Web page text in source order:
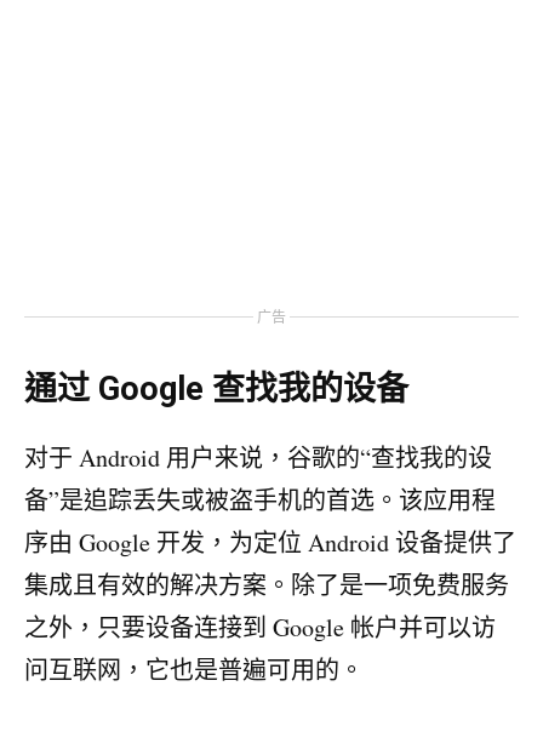
广告
通过 Google 查找我的设备
对于 Android 用户来说，谷歌的“查找我的设
备”是追踪丢失或被盗手机的首选。该应用程
序由 Google 开发，为定位 Android 设备提供了
集成且有效的解决方案。除了是一项免费服务
之外，只要设备连接到 Google 帐户并可以访
问互联网，它也是普遍可用的。